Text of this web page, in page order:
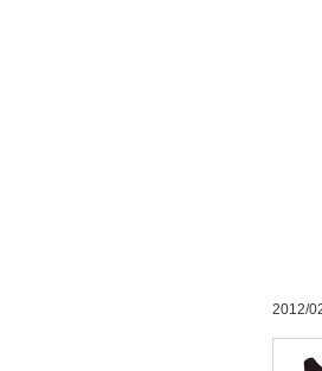
2012/